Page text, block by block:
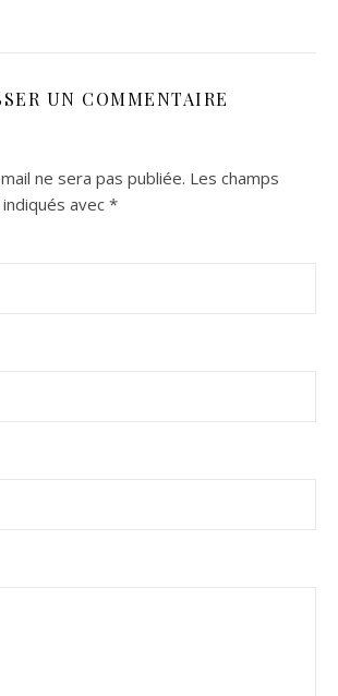
UN COMMENTAIRE
ne sera pas publiée. Les champs
avec *